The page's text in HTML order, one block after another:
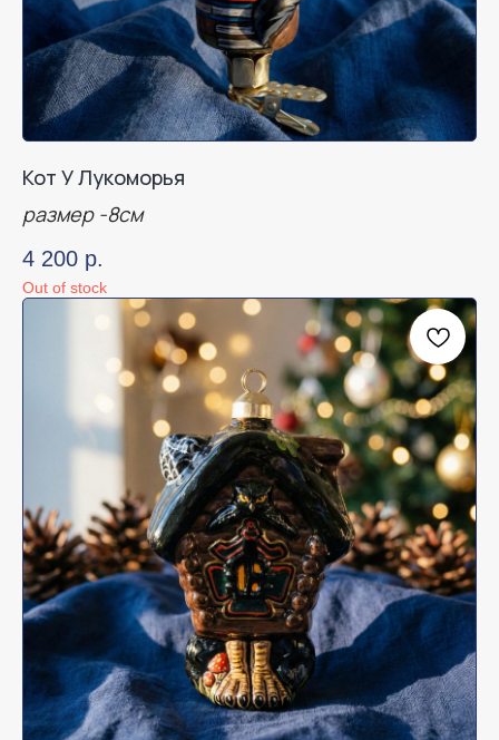
Кот У Лукоморья
размер -8см
4 200 р.
Out of stock